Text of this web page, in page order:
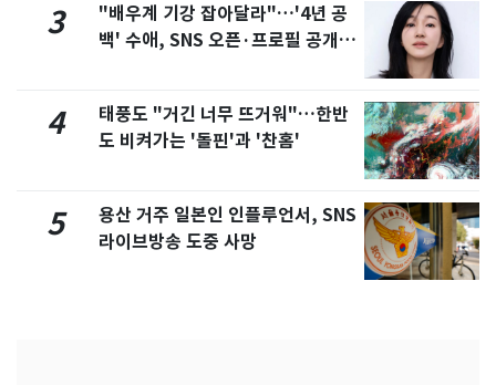
3
"배우계 기강 잡아달라"…'4년 공
백' 수애, SNS 오픈·프로필 공개
4
태풍도 "거긴 너무 뜨거워"…한반
도 비켜가는 '돌핀'과 '찬홈'
5
용산 거주 일본인 인플루언서, SNS
라이브방송 도중 사망